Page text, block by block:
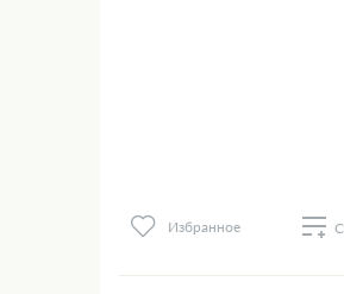
Избранное